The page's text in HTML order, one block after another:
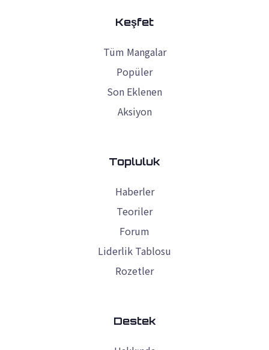
Keşfet
Tüm Mangalar
Popüler
Son Eklenen
Aksiyon
Topluluk
Haberler
Teoriler
Forum
Liderlik Tablosu
Rozetler
Destek